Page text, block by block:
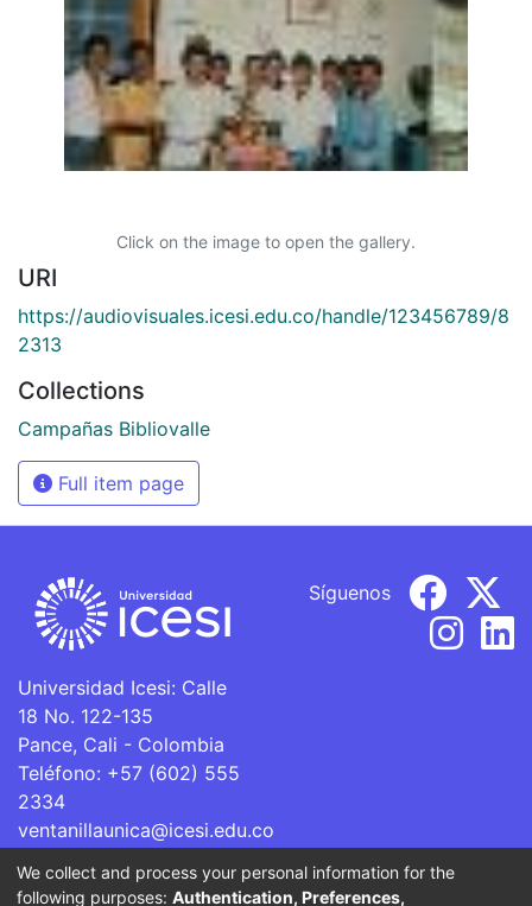
Click on the image to open the gallery.
URI
https://audiovisuales.icesi.edu.co/handle/123456789/8
2313
Collections
Campañas Bibliovalle
Full item page
Universidad Icesi: Calle
18 No. 122-135
Pance, Cali - Colombia
Teléfono: +57 (602) 555
2334
ventanillaunica@icesi.edu.co
Síguenos
La Universidad Icesi es una Institución de Educación
We collect and process your personal information for the
following purposes: Authentication, Preferences,